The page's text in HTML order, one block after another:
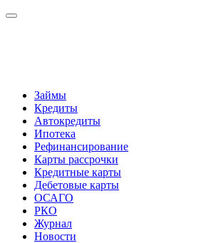
Займы
Кредиты
Автокредиты
Ипотека
Рефинансирование
Карты рассрочки
Кредитные карты
Дебетовые карты
ОСАГО
РКО
Журнал
Новости